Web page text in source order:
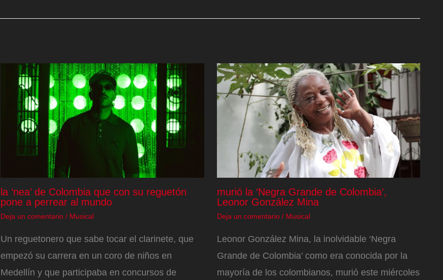
la ‘nea’ de Colombia que con su reguetón
pone a perrear al mundo
Deja un comentario / Musical
Un reguetonero que sabe tocar el clarinete, que
empezó su carrera en un coro de niños en
Medellín y que participaba en concursos de
murió la ‘Negra Grande de Colombia’,
Leonor González Mina
Deja un comentario / Musical
Leonor González Mina, la inolvidable ‘Negra
Grande de Colombia’ como era conocida por la
mayoría de los colombianos, murió este miércoles